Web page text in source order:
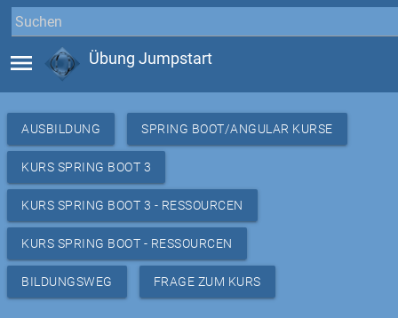
menu Übung Jumpstart
AUSBILDUNG SPRING BOOT/ANGULAR KURSE
KURS SPRING BOOT 3
KURS SPRING BOOT 3 - RESSOURCEN
KURS SPRING BOOT - RESSOURCEN
BILDUNGSWEG FRAGE ZUM KURS